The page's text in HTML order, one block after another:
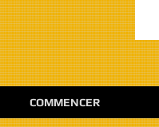
COMMENCER